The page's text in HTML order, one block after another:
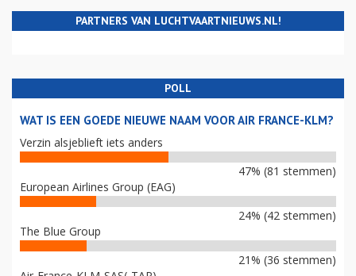
PARTNERS VAN LUCHTVAARTNIEUWS.NL!
POLL
WAT IS EEN GOEDE NIEUWE NAAM VOOR AIR FRANCE-KLM?
Verzin alsjeblieft iets anders
47% (81 stemmen)
European Airlines Group (EAG)
24% (42 stemmen)
The Blue Group
21% (36 stemmen)